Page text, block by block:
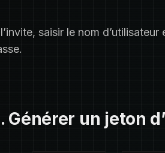
saisir le nom
Générer un jeton